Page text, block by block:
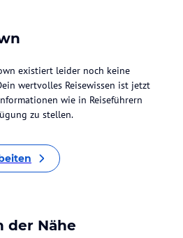
existiert leider noch keine
wertvolles Reisewissen ist jetzt
wie in Reiseführern
zu stellen.
der Nähe